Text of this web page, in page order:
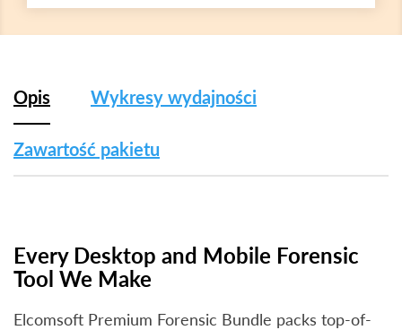
Opis Wykresy wydajności
Zawartość pakietu
Every Desktop and Mobile Forensic
Tool We Make
Elcomsoft Premium Forensic Bundle packs top-of-